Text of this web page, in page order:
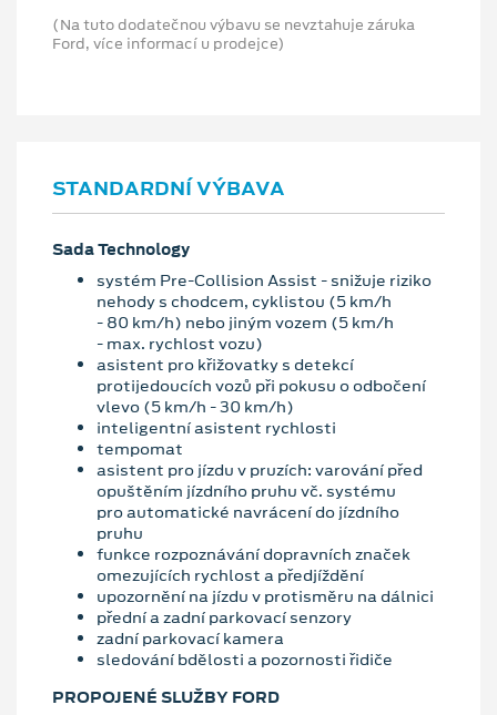
(Na tuto dodatečnou výbavu se nevztahuje záruka
Ford, více informací u prodejce)
STANDARDNÍ VÝBAVA
Sada Technology
systém Pre-Collision Assist - snižuje riziko
nehody s chodcem, cyklistou (5 km/h
- 80 km/h) nebo jiným vozem (5 km/h
- max. rychlost vozu)
asistent pro křižovatky s detekcí
protijedoucích vozů při pokusu o odbočení
vlevo (5 km/h - 30 km/h)
inteligentní asistent rychlosti
tempomat
asistent pro jízdu v pruzích: varování před
opuštěním jízdního pruhu vč. systému
pro automatické navrácení do jízdního
pruhu
funkce rozpoznávání dopravních značek
omezujících rychlost a předjíždění
upozornění na jízdu v protisměru na dálnici
přední a zadní parkovací senzory
zadní parkovací kamera
sledování bdělosti a pozornosti řidiče
PROPOJENÉ SLUŽBY FORD